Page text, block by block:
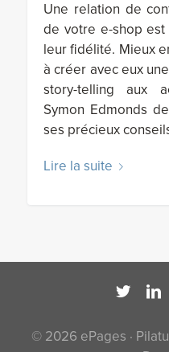
Une relation de
de votre e-shop
leur fidélité. Mieux
à créer avec eux
story-telling aux
Symon Edmonds de
ses précieux
Lire la suite
© 2026 ePages ·